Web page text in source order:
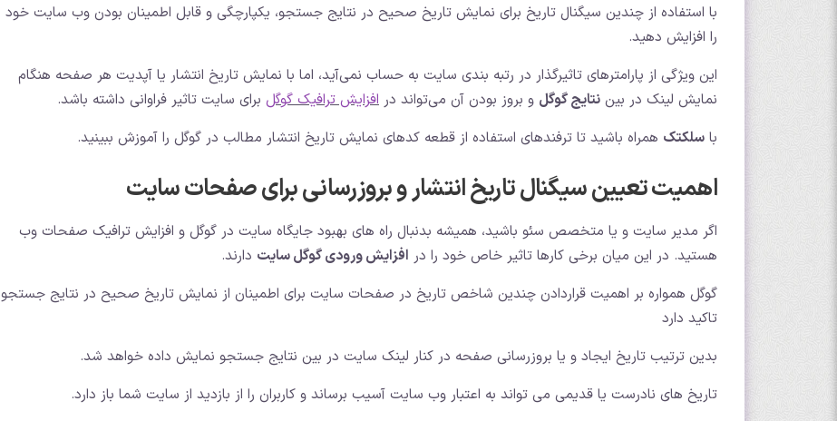
با استفاده از چندین سیگنال تاریخ برای نمایش تاریخ صحیح در نتایج جستجو، یکپارچگی و قابل اطمینان بودن وب سایت خود
را افزایش دهید.
این ویژگی از پارامترهای تاثیرگذار در رتبه بندی سایت به حساب نمی‌آید، اما با نمایش تاریخ انتشار یا آپدیت هر صفحه هنگام
نمایش لینک در بین نتایج گوگل و بروز بودن آن می‌تواند در افزایش ترافیک گوگل برای سایت تاثیر فراوانی داشته باشد.
با سلکتک همراه باشید تا ترفندهای استفاده از قطعه کدهای نمایش تاریخ انتشار مطالب در گوگل را آموزش ببینید.
اهمیت تعیین سیگنال تاریخ انتشار و بروزرسانی برای صفحات سایت
اگر مدیر سایت و یا متخصص سئو باشید، همیشه بدنبال راه های بهبود جایگاه سایت در گوگل و افزایش ترافیک صفحات وب
هستید. در این میان برخی کارها تاثیر خاص خود را در افزایش ورودی گوگل سایت دارند.
گوگل همواره بر اهمیت قراردادن چندین شاخص تاریخ در صفحات سایت برای اطمینان از نمایش تاریخ صحیح در نتایج جستجو
تاکید دارد
بدین ترتیب تاریخ ایجاد و یا بروزرسانی صفحه در کنار لینک سایت در بین نتایج جستجو نمایش داده خواهد شد.
تاریخ های نادرست یا قدیمی می تواند به اعتبار وب سایت آسیب برساند و کاربران را از بازدید از سایت شما باز دارد.